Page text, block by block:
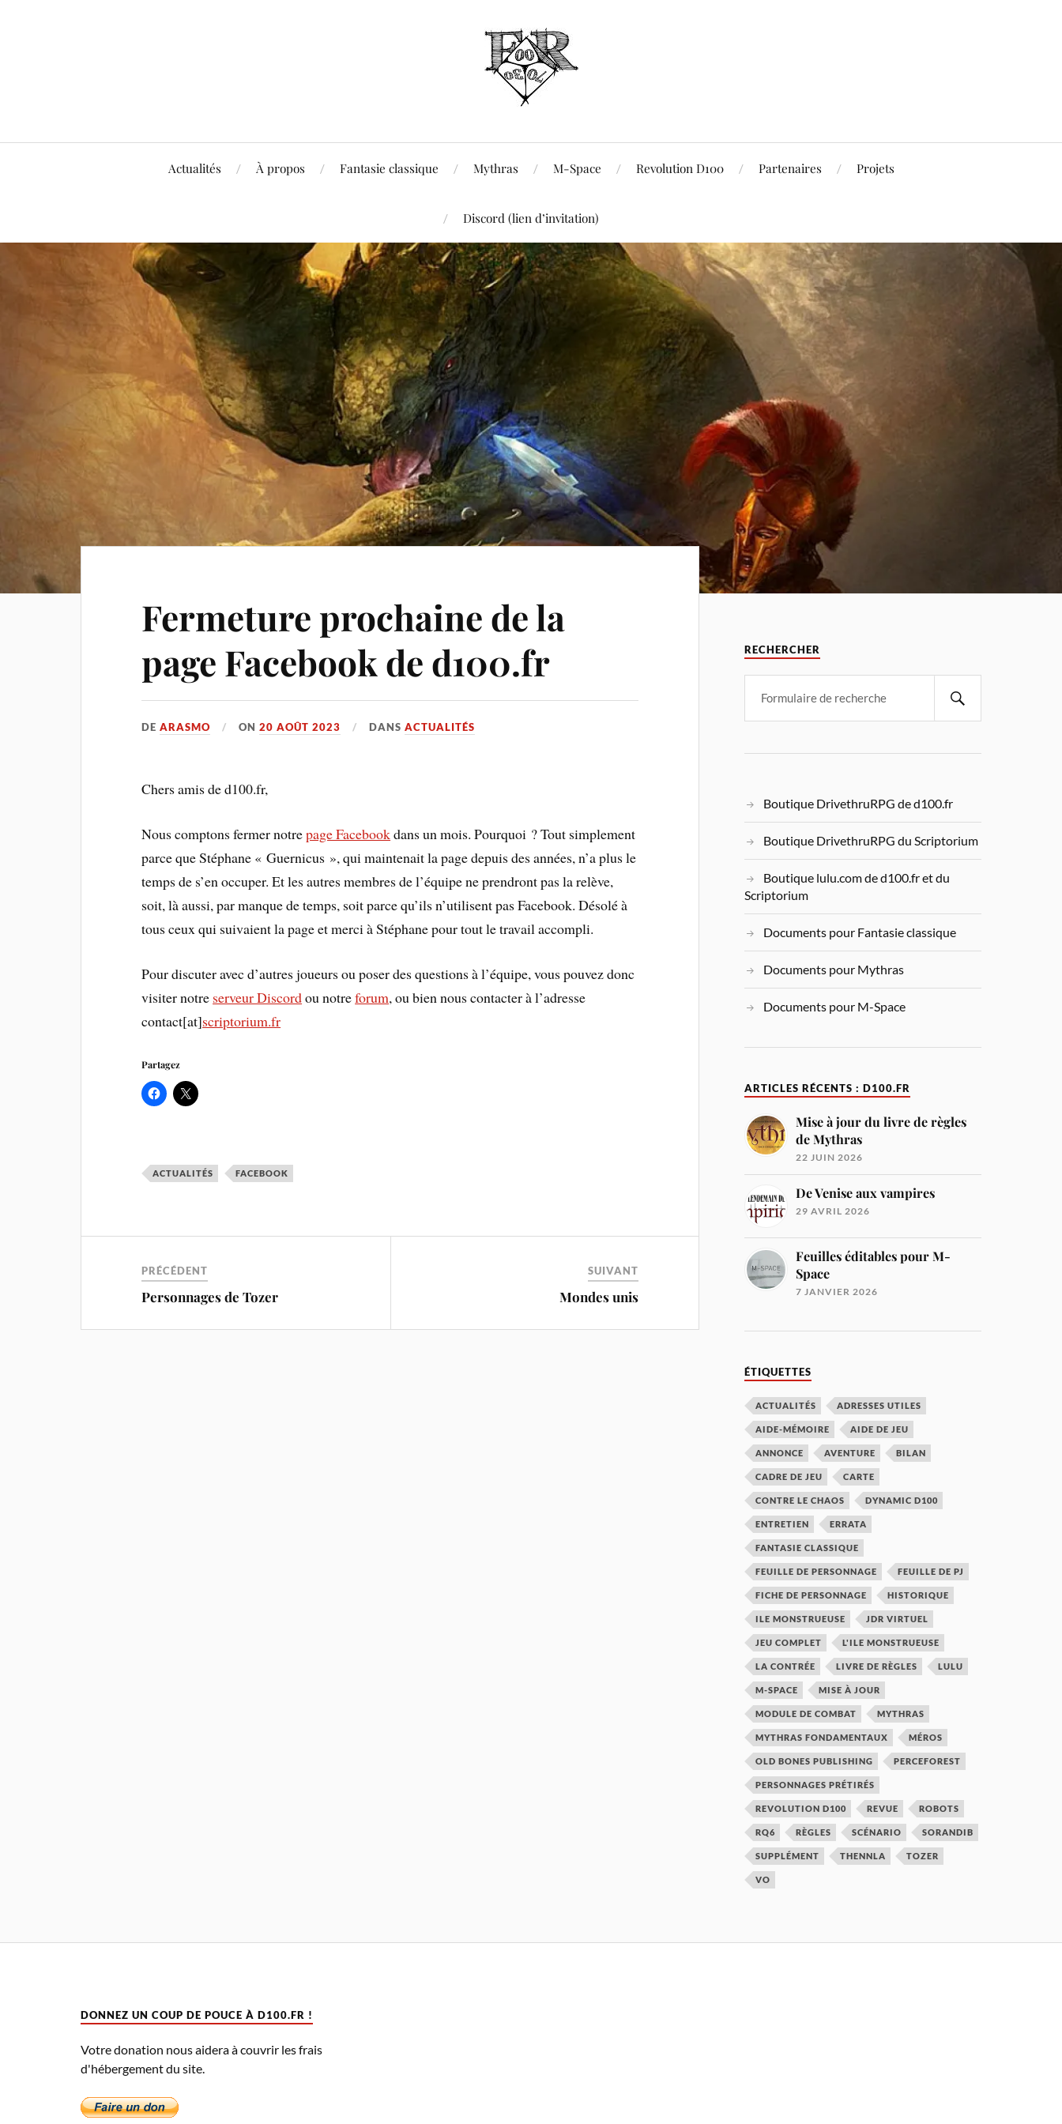
Actualités À propos Fantasie classique Mythras M-Space Revolution D100 Partenaires Projets
Discord (lien d’invitation)
Fermeture prochaine de la
page Facebook de d100.fr
DEARASMO ON20 AOÛT 2023 DANSACTUALITÉS
Chers amis de d100.fr,
Nous comptons fermer notrepage Facebookdans un mois. Pourquoi ? Tout simplement
parce que Stéphane « Guernicus », qui maintenait la page depuis des années, n’a plus le
temps de s’en occuper. Et les autres membres de l’équipe ne prendront pas la relève,
soit, là aussi, par manque de temps, soit parce qu’ils n’utilisent pas Facebook. Désolé à
tous ceux qui suivaient la page et merci à Stéphane pour tout le travail accompli.
Pour discuter avec d’autres joueurs ou poser des questions à l’équipe, vous pouvez donc
visiter notre serveur Discordou notreforum, ou bien nous contacter à l’adresse
contact[at]scriptorium.fr
Partagez
ACTUALITÉS FACEBOOK
PRÉCÉDENT
Personnages de Tozer
SUIVANT
Mondes unis
RECHERCHER
Boutique DrivethruRPG de d100.fr
Boutique DrivethruRPG du Scriptorium
Boutique lulu.com de d100.fr et du
Scriptorium
Documents pour Fantasie classique
Documents pour Mythras
Documents pour M-Space
ARTICLES RÉCENTS : D100.FR
Mise à jour du livre de règles
de Mythras
22 JUIN 2026
De Venise aux vampires
29 AVRIL 2026
Feuilles éditables pour M-
Space
7 JANVIER 2026
ÉTIQUETTES
ACTUALITÉS ADRESSES UTILES
AIDE-MÉMOIRE AIDE DE JEU
ANNONCE AVENTURE BILAN
CADRE DE JEU CARTE
CONTRE LE CHAOS DYNAMIC D100
ENTRETIEN ERRATA
FANTASIE CLASSIQUE
FEUILLE DE PERSONNAGE FEUILLE DE PJ
FICHE DE PERSONNAGE HISTORIQUE
ILE MONSTRUEUSE JDR VIRTUEL
JEU COMPLET L'ILE MONSTRUEUSE
LA CONTRÉE LIVRE DE RÈGLES LULU
M-SPACE MISE À JOUR
MODULE DE COMBAT MYTHRAS
MYTHRAS FONDAMENTAUX MÉROS
OLD BONES PUBLISHING PERCEFOREST
PERSONNAGES PRÉTIRÉS
REVOLUTION D100 REVUE ROBOTS
RQ6 RÈGLES SCÉNARIO SORANDIB
SUPPLÉMENT THENNLA TOZER
VO
DONNEZ UN COUP DE POUCE À D100.FR !
Votre donation nous aidera à couvrir les frais
d'hébergement du site.